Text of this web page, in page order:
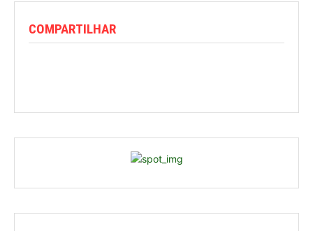
COMPARTILHAR